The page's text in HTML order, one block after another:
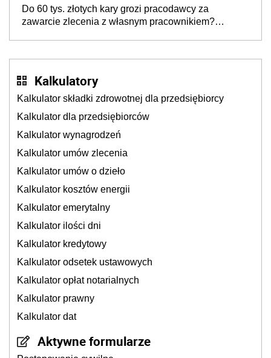
dzierżawę)?
Do 60 tys. złotych kary grozi pracodawcy za
zawarcie zlecenia z własnym pracownikiem?
Kalkulatory
Kalkulator składki zdrowotnej dla przedsiębiorcy
Kalkulator dla przedsiębiorców
Kalkulator wynagrodzeń
Kalkulator umów zlecenia
Kalkulator umów o dzieło
Kalkulator kosztów energii
Kalkulator emerytalny
Kalkulator ilości dni
Kalkulator kredytowy
Kalkulator odsetek ustawowych
Kalkulator opłat notarialnych
Kalkulator prawny
Kalkulator dat
Aktywne formularze